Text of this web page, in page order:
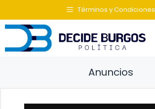
al
contenido
Términos y Condiciones
Anuncios